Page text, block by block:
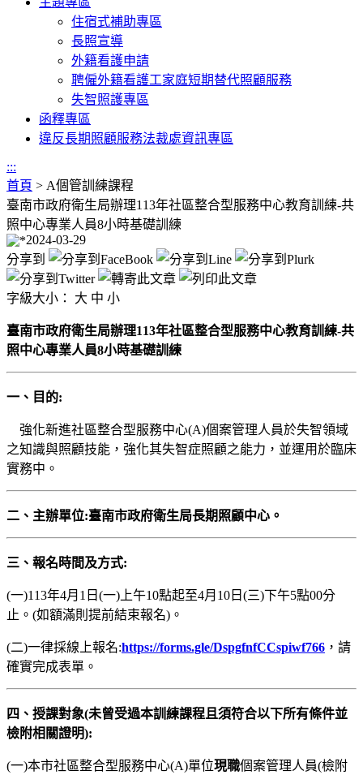
住宿式補助專區
長照宣導
外籍看護申請
聘僱外籍看護工家庭短期替代照顧服務
失智照護專區
函釋專區
違反長期照顧服務法裁處資訊專區
:::
首頁 > A個管訓練課程
臺南市政府衛生局辦理113年社區整合型服務中心教育訓練-共
照中心專業人員8小時基礎訓練
2024-03-29
分享到
字級大小： 大 中 小
臺南市政府衛生局辦理113年社區整合型服務中心教育訓練-共
照中心專業人員8小時基礎訓練
一、目的:
強化新進社區整合型服務中心(A)個案管理人員於失智領域
之知識與照顧技能，強化其失智症照顧之能力，並運用於臨床
實務中。
二、主辦單位:臺南市政府衛生局長期照顧中心。
三、報名時間及方式:
(一)113年4月1日(一)上午10點起至4月10日(三)下午5點00分
止。 (如額滿則提前結束報名)。
(二)一律採線上報名:https://forms.gle/DspgfnfCCspiwf766 ，請
確實完成表單。
四、授課對象(未曾受過本訓練課程且須符合以下所有條件並
檢附相關證明):
(一)本市社區整合型服務中心(A)單位現職個案管理人員(檢附